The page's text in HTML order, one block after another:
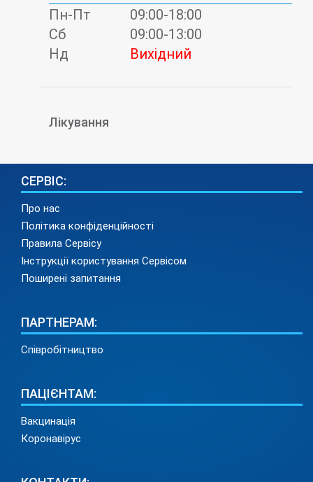
Пн-Пт
09:00-18:00
Сб
09:00-13:00
Нд
Вихідний
Лікування
СЕРВІС:
Про нас
Політика конфіденційності
Правила Сервісу
Інструкції користування Сервісом
Поширені запитання
ПАРТНЕРАМ:
Співробітництво
ПАЦІЄНТАМ:
Вакцинація
Коронавірус